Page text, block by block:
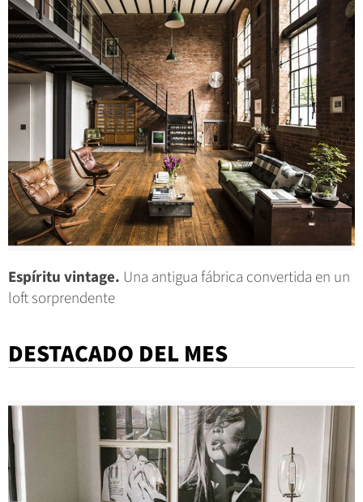
Espíritu vintage. Una antigua fábrica convertida en un
loft sorprendente
DESTACADO DEL MES